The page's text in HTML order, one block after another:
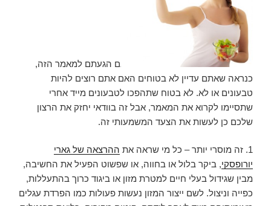
אם הגעתם למאמר הזה,
כנראה שאתם עדיין לא בטוחים האם אתם רוצים להיות
טבעונים או לא. לא בטוח שתהפכו לטבעונים מייד אחרי
שתסיימו לקרוא את המאמר, אבל זה בוודאי יחזק את הרצון
שלכם כן לעשות את הצעד המשמעותי זה.
1. זה מוסרי יותר – כל מי שראה את
ההרצאה של גארי
יורופסקי, ביקר בלול או בחווה, או שפשוט הפעיל את החשיבה,
מבין שגידול בעלי חיים למטרת מזון או ביגוד כרוך בהתעללות,
כפייה וניצול. לשם ייצור המזון נעשות פעולות כמו הפרדת עגלים